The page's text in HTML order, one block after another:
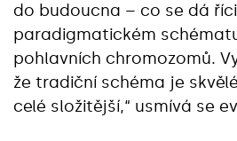
do budoucna – co se dá
paradigmatickém
pohlavních chromozomů.
že tradiční schéma je
celé složitější,“‎ usmívá se